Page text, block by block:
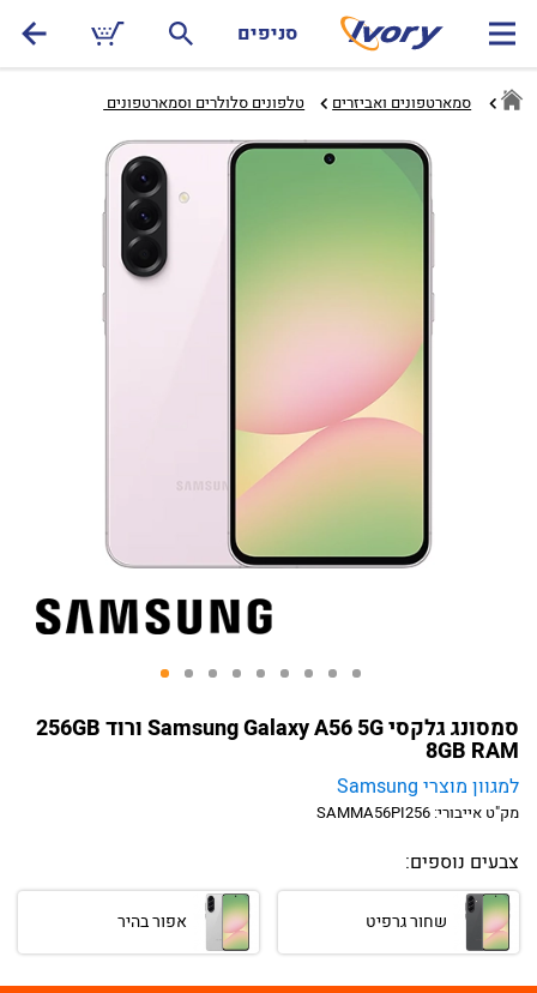
סניפים
סמארטפונים ואביזרים טלפונים סלולרים וסמארטפונים ‏
סמסונג גלקסי Samsung Galaxy A56 5G ורוד 256GB
8GB RAM
למגוון מוצרי Samsung
מק"ט אייבורי: SAMMA56PI256
צבעים נוספים:
שחור גרפיט אפור בהיר